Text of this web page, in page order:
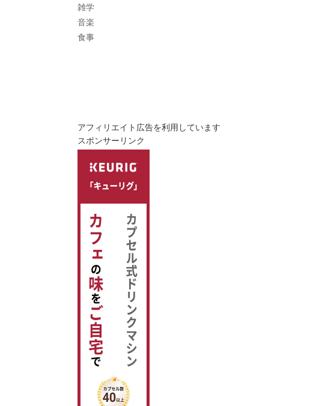
雑学
音楽
食事
アフィリエイト広告を利用しています
スポンサーリンク